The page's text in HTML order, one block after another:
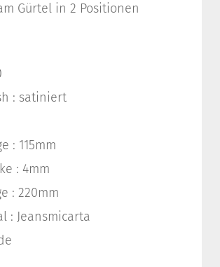
Gürtel in 2 Positionen
: satiniert
: 115mm
: 4mm
: 220mm
: Jeansmicarta